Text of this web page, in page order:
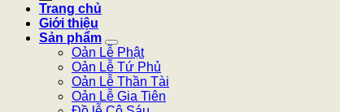
Trang chủ
Giới thiệu
Sản phẩm
Oản Lễ Phật
Oản Lễ Tứ Phủ
Oản Lễ Thần Tài
Oản Lễ Gia Tiên